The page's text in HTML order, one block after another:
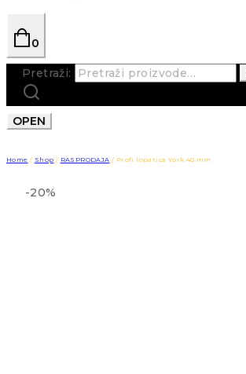
0
Pretraži:
OPEN
Home / Shop / RASPRODAJA / Profi lopatica York 40 mm
-20%